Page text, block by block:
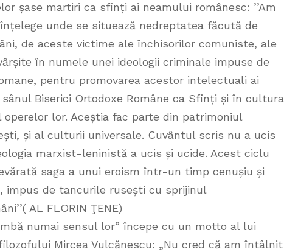
șase martiri ca sfinți ai neamului românesc: ’’Am
unde se situează nedreptatea făcută de
de aceste victime ale închisorilor comuniste, ale
în numele unei ideologii criminale impuse de
pentru promovarea acestor intelectuali ai
Biserici Ortodoxe Române ca Sfinți și în cultura
lor. Aceștia fac parte din patrimoniul
și al culturii universale. Cuvântul scris nu a ucis
marxist-leninistă a ucis și ucide. Acest ciclu
saga a unui eroism într-un timp cenușiu și
impus de tancurile rusești cu sprijinul
AL FLORIN ŢENE)
numai sensul lor” începe cu un motto al lui
Mircea Vulcănescu: „Nu cred că am întâlnit